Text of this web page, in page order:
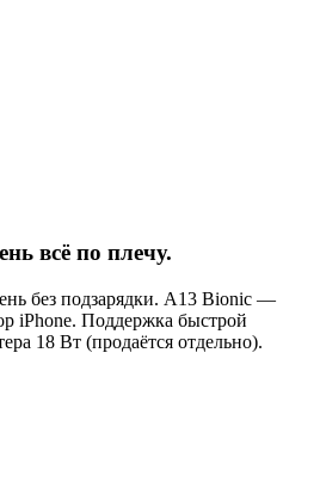
всё по плечу.
без подзарядки. A13 Bionic —
iPhone. Поддержка быстрой
18 Вт (продаётся отдельно).